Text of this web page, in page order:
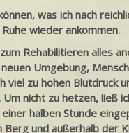
was ich nach
wieder ankommen.
Rehabilitieren alles
Umgebung,
viel zu hohen Blutdruck
nicht zu hetzen, ließ
halben Stunde
und außerhalb der